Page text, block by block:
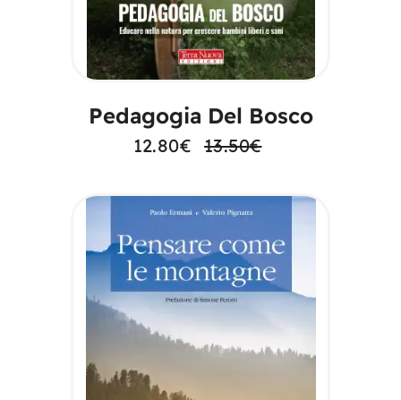
AGGIUNGI AL
CARRELLO
Pedagogia Del Bosco
13.50€
12.80€